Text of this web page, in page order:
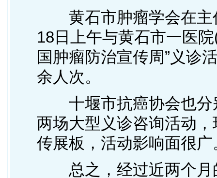
黄石市肿瘤学会在主
18日上午与黄石市一医
国肿瘤防治宣传周”义诊
余人次。
十堰市抗癌协会也分
两场大型义诊咨询活动
传展板，活动影响面很广
总之，经过近两个月